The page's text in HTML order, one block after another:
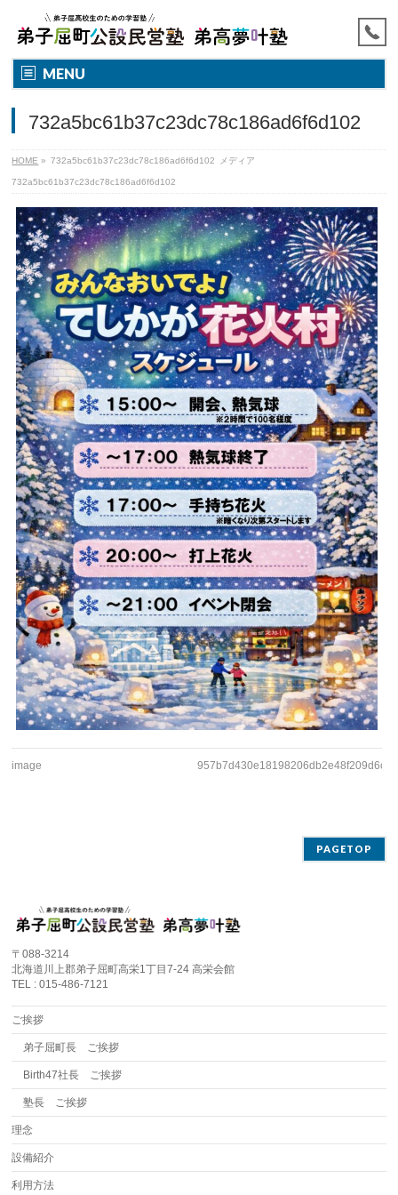
MENU
732a5bc61b37c23dc78c186ad6f6d102
HOME » 732a5bc61b37c23dc78c186ad6f6d102 メディア
732a5bc61b37c23dc78c186ad6f6d102
image 957b7d430e18198206db2e48f209d6c8
PAGETOP
〒088-3214
北海道川上郡弟子屈町高栄1丁目7-24 高栄会館
TEL : 015-486-7121
ご挨拶
弟子屈町長 ご挨拶
Birth47社長 ご挨拶
塾長 ご挨拶
理念
設備紹介
利用方法